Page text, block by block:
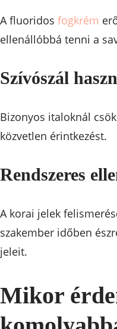
A fluoridos fogkrém
ellenállóbbá tenni a
Szívószál
Bizonyos italoknál
közvetlen érintkezést.
Rendszeres
A korai jelek
szakember időben
jeleit.
Mikor